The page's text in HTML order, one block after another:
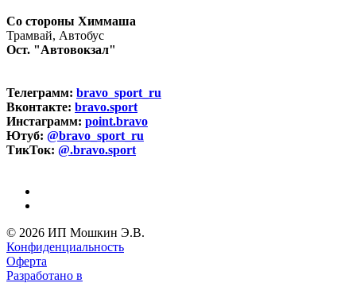
Со стороны Химмаша
Трамвай, Автобус
Ост. "Автовокзал"
Телеграмм: bravo_sport_ru
Вконтакте: bravo.sport
Инстаграмм: point.bravo
Ютуб: @bravo_sport_ru
ТикТок: @.bravo.sport
© 2026 ИП Мошкин Э.В.
Конфиденциальность
Оферта
Разработано в